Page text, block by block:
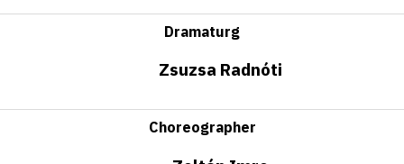
Dramaturg
Zsuzsa Radnóti
Choreographer